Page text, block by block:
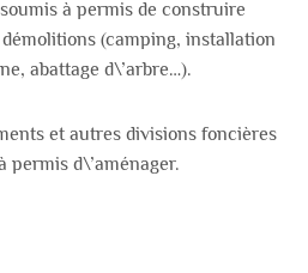
à permis de construire
(camping, installation
abattage d\’arbre…).
et autres divisions foncières
permis d\’aménager.